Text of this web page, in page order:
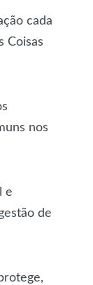
cada
Coisas
nos
e
de